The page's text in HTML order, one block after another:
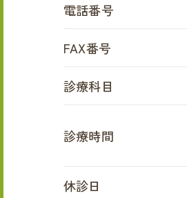
電話番号
FAX番号
診療科目
診療時間
休診日